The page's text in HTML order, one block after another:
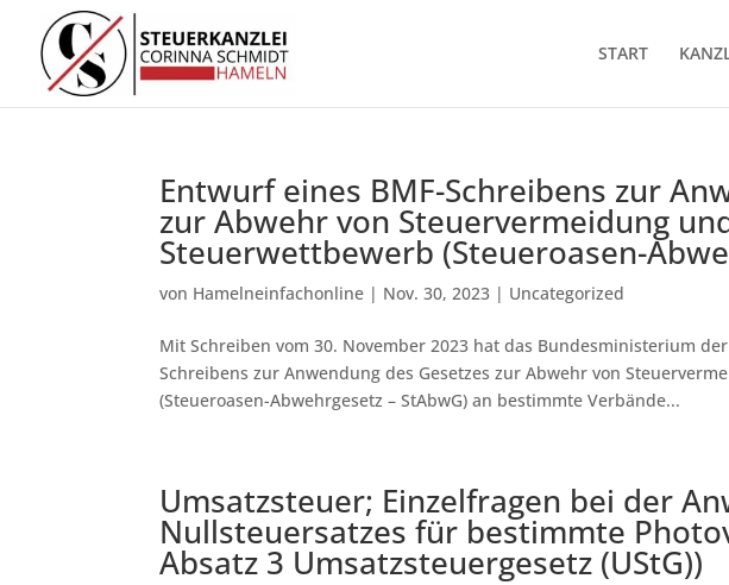
START
Entwurf eines BMF-Schreibens zur
zur Abwehr von Steuervermeidung
Steuerwettbewerb (Steueroasen-
von Hamelneinfachonline | Nov. 30, 2023 | Uncategorized
Mit Schreiben vom 30. November 2023 hat das Bundesministerium
Schreibens zur Anwendung des Gesetzes zur Abwehr von
(Steueroasen-Abwehrgesetz – StAbwG) an bestimmte Verbände...
Umsatzsteuer; Einzelfragen bei der
Nullsteuersatzes für bestimmte
Absatz 3 Umsatzsteuergesetz (UStG))